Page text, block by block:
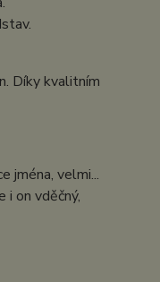
Díky kvalitním
jména, velmi...
i on vděčný,